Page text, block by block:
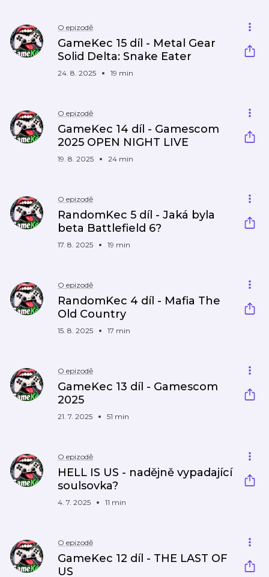
O epizodě
GameKec 15 díl - Metal Gear
Solid Delta: Snake Eater
24. 8. 2025 19 min
O epizodě
GameKec 14 díl - Gamescom
2025 OPEN NIGHT LIVE
19. 8. 2025 24 min
O epizodě
RandomKec 5 díl - Jaká byla
beta Battlefield 6?
17. 8. 2025 19 min
O epizodě
RandomKec 4 díl - Mafia The
Old Country
15. 8. 2025 17 min
O epizodě
GameKec 13 díl - Gamescom
2025
21. 7. 2025 51 min
O epizodě
HELL IS US - nadějně vypadající
soulsovka?
4. 7. 2025 11 min
O epizodě
GameKec 12 díl - THE LAST OF
US